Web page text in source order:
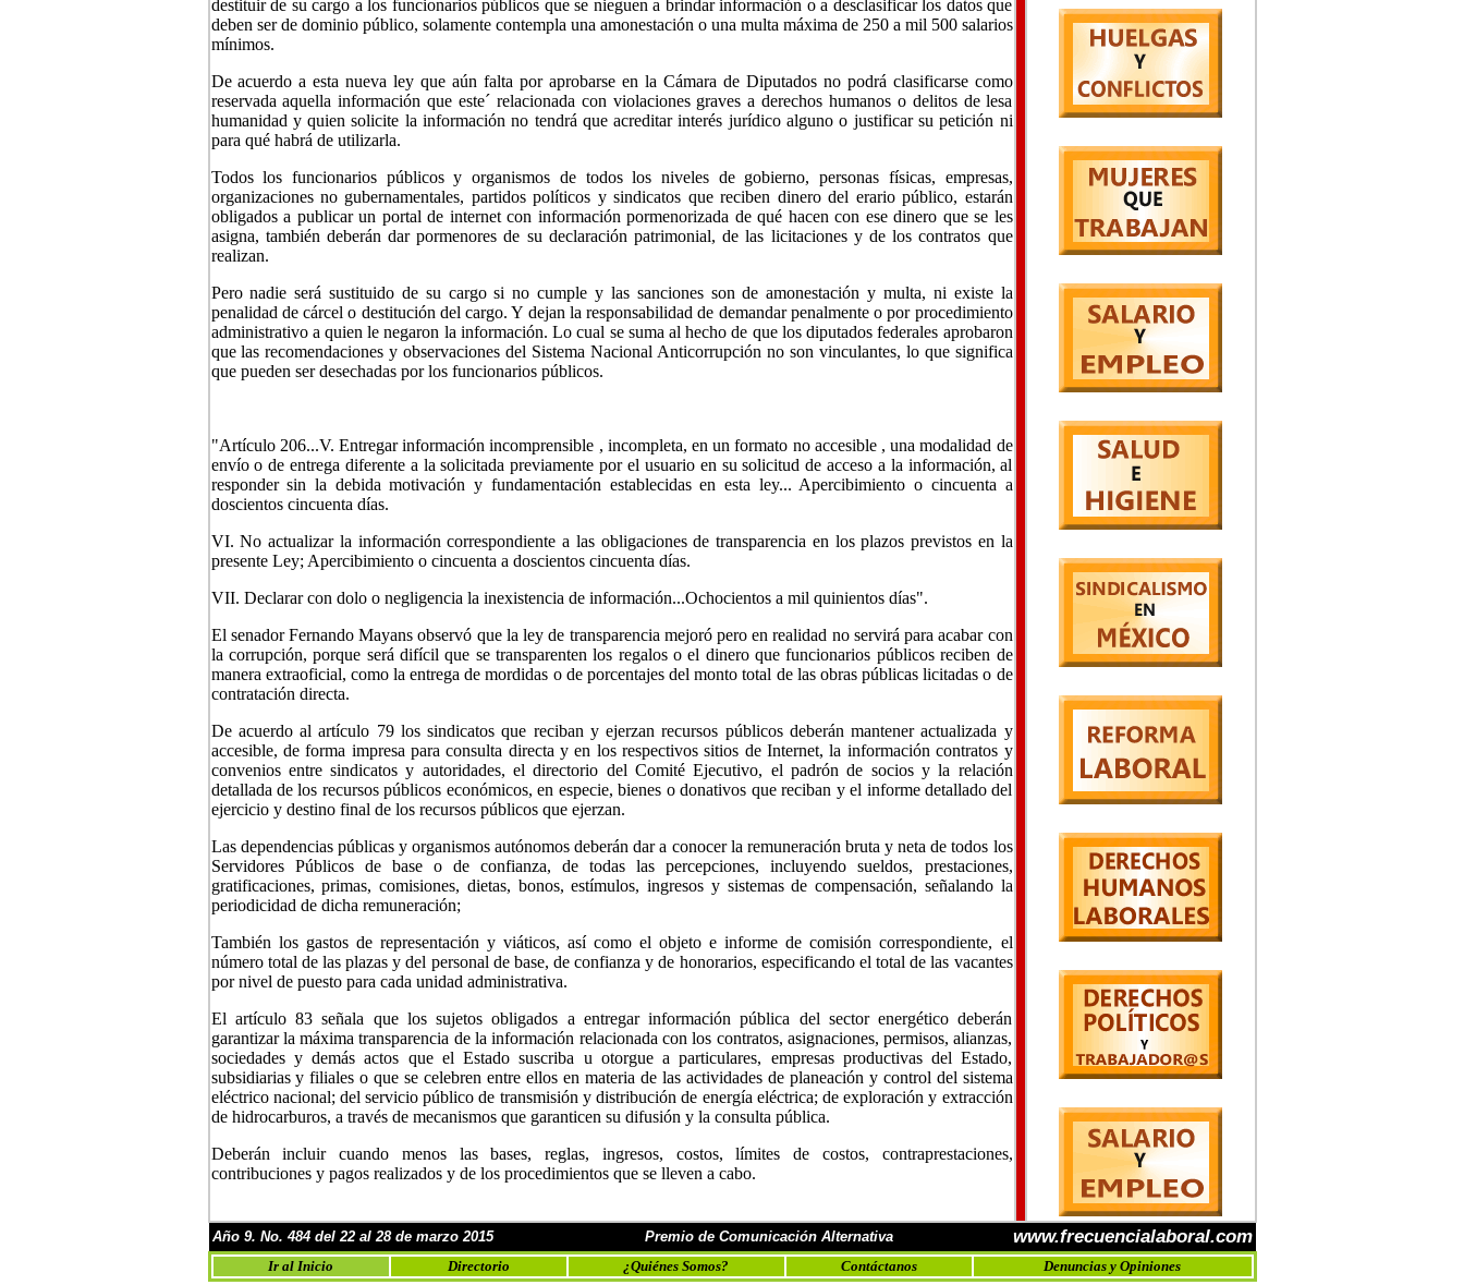
destituir de su cargo a los funcionarios públicos que se nieguen a brindar información o a desclasificar los datos que
deben ser de dominio público, solamente contempla una amonestación o una multa máxima de 250 a mil 500 salarios
mínimos.
De acuerdo a esta nueva ley que aún falta por aprobarse en la Cámara de Diputados no podrá clasificarse como
reservada aquella información que este´ relacionada con violaciones graves a derechos humanos o delitos de lesa
humanidad y quien solicite la información no tendrá que acreditar interés jurídico alguno o justificar su petición ni
para qué habrá de utilizarla.
Todos los funcionarios públicos y organismos de todos los niveles de gobierno, personas físicas, empresas,
organizaciones no gubernamentales, partidos políticos y sindicatos que reciben dinero del erario público, estarán
obligados a publicar un portal de internet con información pormenorizada de qué hacen con ese dinero que se les
asigna, también deberán dar pormenores de su declaración patrimonial, de las licitaciones y de los contratos que
realizan.
Pero nadie será sustituido de su cargo si no cumple y las sanciones son de amonestación y multa, ni existe la
penalidad de cárcel o destitución del cargo. Y dejan la responsabilidad de demandar penalmente o por procedimiento
administrativo a quien le negaron la información. Lo cual se suma al hecho de que los diputados federales aprobaron
que las recomendaciones y observaciones del Sistema Nacional Anticorrupción no son vinculantes, lo que significa
que pueden ser desechadas por los funcionarios públicos.
"Artículo 206...V. Entregar información incomprensible , incompleta, en un formato no accesible , una modalidad de
envío o de entrega diferente a la solicitada previamente por el usuario en su solicitud de acceso a la información, al
responder sin la debida motivación y fundamentación establecidas en esta ley... Apercibimiento o cincuenta a
doscientos cincuenta días.
VI. No actualizar la información correspondiente a las obligaciones de transparencia en los plazos previstos en la
presente Ley; Apercibimiento o cincuenta a doscientos cincuenta días.
VII. Declarar con dolo o negligencia la inexistencia de información...Ochocientos a mil quinientos días".
El senador Fernando Mayans observó que la ley de transparencia mejoró pero en realidad no servirá para acabar con
la corrupción, porque será difícil que se transparenten los regalos o el dinero que funcionarios públicos reciben de
manera extraoficial, como la entrega de mordidas o de porcentajes del monto total de las obras públicas licitadas o de
contratación directa.
De acuerdo al artículo 79 los sindicatos que reciban y ejerzan recursos públicos deberán mantener actualizada y
accesible, de forma impresa para consulta directa y en los respectivos sitios de Internet, la información contratos y
convenios entre sindicatos y autoridades, el directorio del Comité Ejecutivo, el padrón de socios y la relación
detallada de los recursos públicos económicos, en especie, bienes o donativos que reciban y el informe detallado del
ejercicio y destino final de los recursos públicos que ejerzan.
Las dependencias públicas y organismos autónomos deberán dar a conocer la remuneración bruta y neta de todos los
Servidores Públicos de base o de confianza, de todas las percepciones, incluyendo sueldos, prestaciones,
gratificaciones, primas, comisiones, dietas, bonos, estímulos, ingresos y sistemas de compensación, señalando la
periodicidad de dicha remuneración;
También los gastos de representación y viáticos, así como el objeto e informe de comisión correspondiente, el
número total de las plazas y del personal de base, de confianza y de honorarios, especificando el total de las vacantes
por nivel de puesto para cada unidad administrativa.
El artículo 83 señala que los sujetos obligados a entregar información pública del sector energético deberán
garantizar la máxima transparencia de la información relacionada con los contratos, asignaciones, permisos, alianzas,
sociedades y demás actos que el Estado suscriba u otorgue a particulares, empresas productivas del Estado,
subsidiarias y filiales o que se celebren entre ellos en materia de las actividades de planeación y control del sistema
eléctrico nacional; del servicio público de transmisión y distribución de energía eléctrica; de exploración y extracción
de hidrocarburos, a través de mecanismos que garanticen su difusión y la consulta pública.
Deberán incluir cuando menos las bases, reglas, ingresos, costos, límites de costos, contraprestaciones,
contribuciones y pagos realizados y de los procedimientos que se lleven a cabo.
Año 9. No. 484 del 22 al 28 de marzo2015 Premio de Comunicación Alternativa www.frecuencialaboral.com
Ir al Inicio Directorio ¿Quiénes Somos? Contáctanos Denuncias y Opiniones